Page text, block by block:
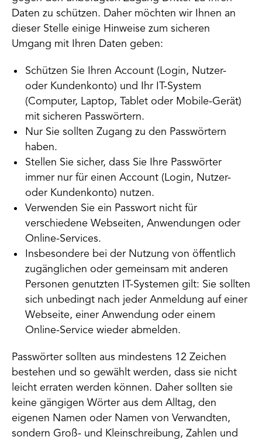
Daten zu schützen. Daher möchten wir Ihnen an
dieser Stelle einige Hinweise zum sicheren
Umgang mit Ihren Daten geben:
Schützen Sie Ihren Account (Login, Nutzer-
oder Kundenkonto) und Ihr IT-System
(Computer, Laptop, Tablet oder Mobile-Gerät)
mit sicheren Passwörtern.
Nur Sie sollten Zugang zu den Passwörtern
haben.
Stellen Sie sicher, dass Sie Ihre Passwörter
immer nur für einen Account (Login, Nutzer-
oder Kundenkonto) nutzen.
Verwenden Sie ein Passwort nicht für
verschiedene Webseiten, Anwendungen oder
Online-Services.
Insbesondere bei der Nutzung von öffentlich
zugänglichen oder gemeinsam mit anderen
Personen genutzten IT-Systemen gilt: Sie sollten
sich unbedingt nach jeder Anmeldung auf einer
Webseite, einer Anwendung oder einem
Online-Service wieder abmelden.
Passwörter sollten aus mindestens 12 Zeichen
bestehen und so gewählt werden, dass sie nicht
leicht erraten werden können. Daher sollten sie
keine gängigen Wörter aus dem Alltag, den
eigenen Namen oder Namen von Verwandten,
sondern Groß- und Kleinschreibung, Zahlen und